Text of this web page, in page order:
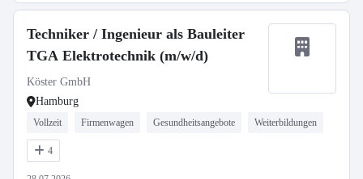
Techniker / Ingenieur als Bauleiter
TGA Elektrotechnik (m/w/d)
Köster GmbH
Hamburg
Vollzeit Firmenwagen Gesundheitsangebote Weiterbildungen
4